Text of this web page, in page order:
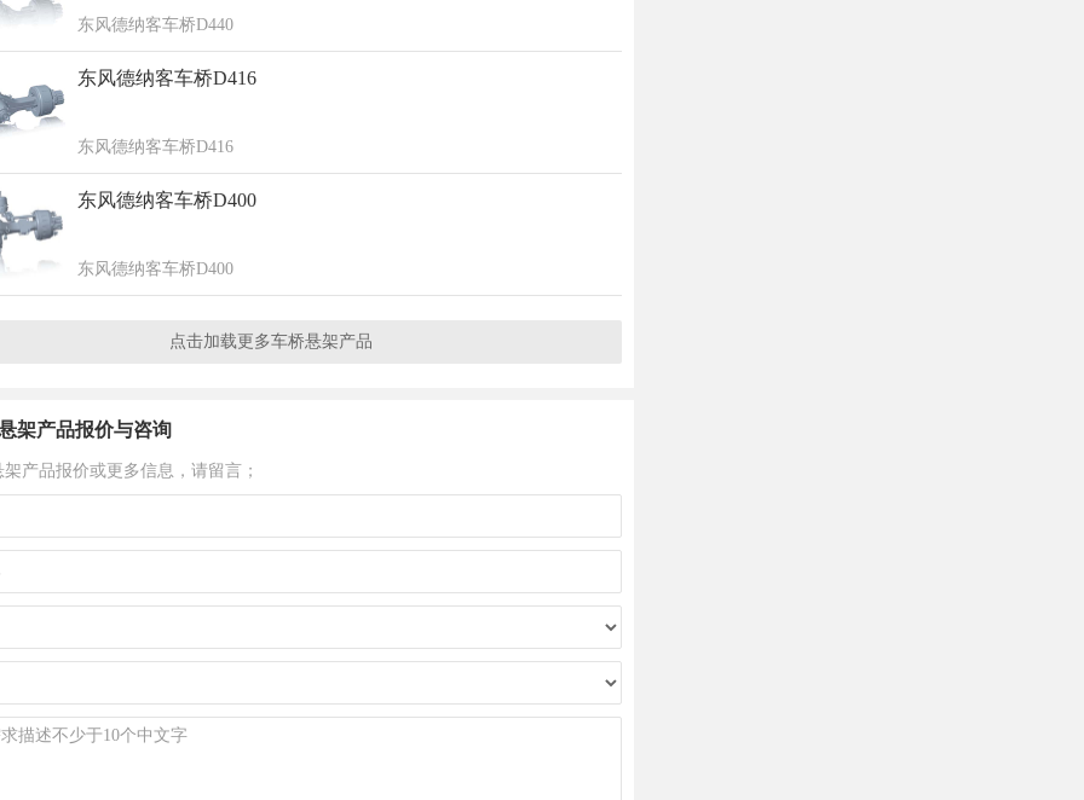
东风德纳客车桥D440
东风德纳客车桥D416
东风德纳客车桥D416
东风德纳客车桥D400
东风德纳客车桥D400
点击加载更多车桥悬架产品
架产品报价与咨询
产品报价或更多信息，请留言；